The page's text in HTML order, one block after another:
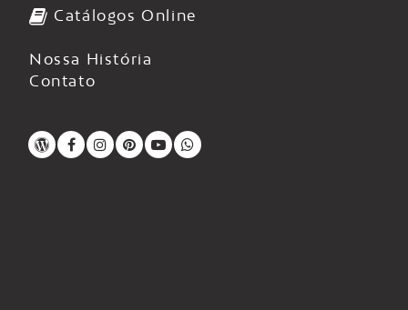
Catálogos Online
Nossa História
Contato